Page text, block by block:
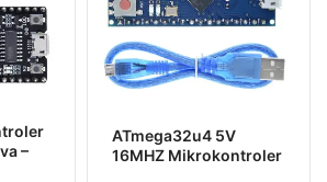
–
ATmega32u4 5V
16MHZ Mikrokontroler